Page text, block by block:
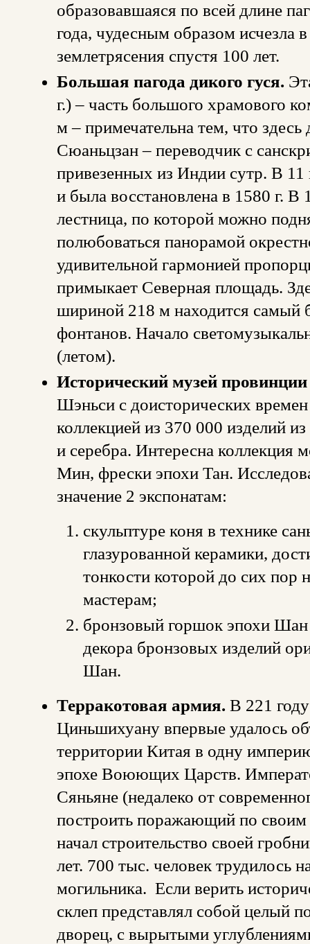
образовавшаяся по всей длине
года, чудесным образом исчезла в
землетрясения спустя 100 лет.
Большая пагода дикого гуся.
г.) – часть большого храмового
м – примечательна тем, что
Сюаньцзан – переводчик с
привезенных из Индии сутр. В 11
и была восстановлена в 1580 г. В
лестница, по которой можно
полюбоваться панорамой
удивительной гармонией
примыкает Северная площадь.
шириной 218 м находится самый
фонтанов. Начало
(летом).
Исторический музей
Шэньси с доисторических
коллекцией из 370 000 изделий
и серебра. Интересна коллекция
Мин, фрески эпохи Тан.
значение 2 экспонатам:
скульптуре коня в технике
глазурованной керамики,
тонкости которой до сих
мастерам;
бронзовый горшок эпохи Шан
декора бронзовых изделий
Шан.
Терракотовая армия. В 221
Циньшихуану впервые удалось
территории Китая в одну
эпохе Воюющих Царств.
Сяньяне (недалеко от
построить поражающий по
начал строительство своей
лет. 700 тыс. человек трудилось
могильника. Если верить
склеп представлял собой целый
дворец, с вырытыми